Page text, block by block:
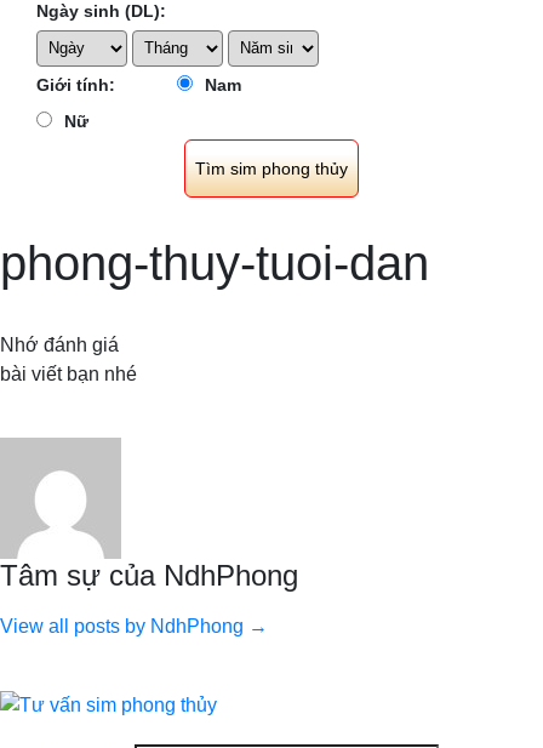
Ngày sinh (DL):
Giới tính:
Nam
Nữ
phong-thuy-tuoi-dan
Nhớ đánh giá
bài viết bạn nhé
Tâm sự của NdhPhong
View all posts by NdhPhong →